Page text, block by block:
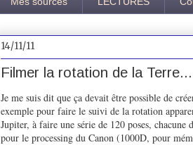
14/11/11
Filmer la rotation de la Terre...
Je me suis dit que ça devait être possible de
exemple pour faire le suivi de la rotation
Jupiter, à faire une série de 120 poses,
pour le processing du Canon (1000D, pour